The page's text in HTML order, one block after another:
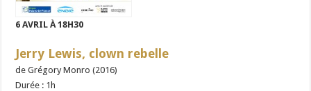
6 AVRIL À 18H30
Jerry Lewis, clown rebelle
de Grégory Monro (2016)
Durée : 1h